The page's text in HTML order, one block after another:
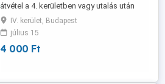
átvétel a 4. kerületben vagy utalás után
postázom.
IV. kerület, Budapest
július 15
4 000 Ft